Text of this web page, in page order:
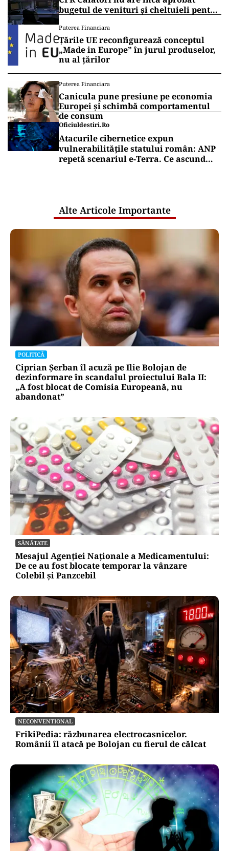
bugetul de venituri și cheltuieli pentru
Puterea Financiara
Țările UE reconfigurează conceptul
„Made in Europe” în jurul produselor,
nu al țărilor
Puterea Financiara
Canicula pune presiune pe economia
Europei și schimbă comportamentul
de consum
Oficiuldestiri.ro
Atacurile cibernetice expun
vulnerabilitățile statului român: ANP
repetă scenariul e‑Terra. Ce ascund
Alte Articole Importante
POLITICĂ
Ciprian Șerban îl acuză pe Ilie Bolojan de
dezinformare în scandalul proiectului Bala II:
„A fost blocat de Comisia Europeană, nu
abandonat”
SĂNĂTATE
Mesajul Agenției Naționale a Medicamentului:
De ce au fost blocate temporar la vânzare
Colebil și Panzcebil
NECONVENTIONAL
FrikiPedia: răzbunarea electrocasnicelor.
Românii îl atacă pe Bolojan cu fierul de călcat